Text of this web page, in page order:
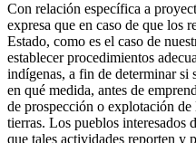
Con relación específica a
expresa que en caso de que los
Estado, como es el caso de
establecer procedimientos
indígenas, a fin de determinar si
en qué medida, antes de
de prospección o explotación de
tierras. Los pueblos interesados
que tales actividades reporten y